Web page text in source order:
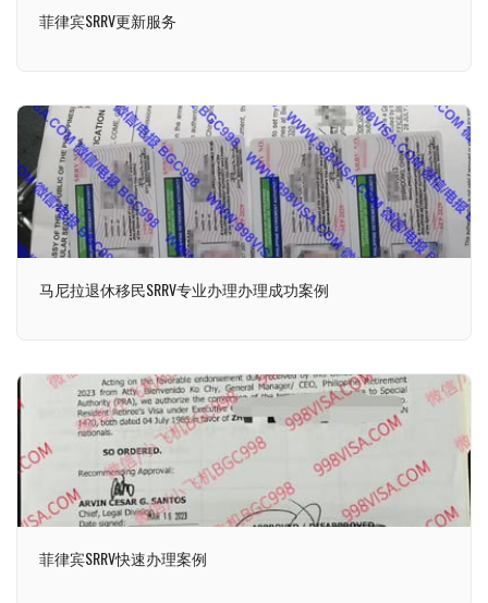
菲律宾SRRV更新服务
马尼拉退休移民SRRV专业办理办理成功案例
菲律宾SRRV快速办理案例